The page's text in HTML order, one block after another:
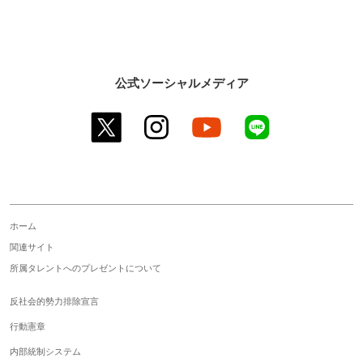
公式ソーシャルメディア
twitter instagram youtube
ホーム
関連サイト
所属タレントへのプレゼントについて
反社会的勢力排除宣言
行動憲章
内部統制システム